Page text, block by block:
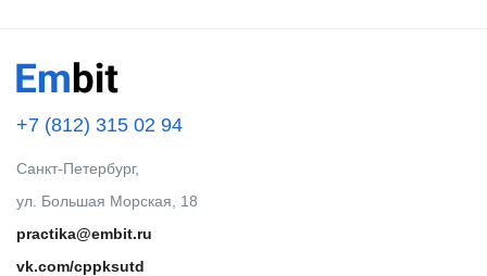
+7 (812) 315 02 94
Санкт-Петербург,
ул. Большая Морская, 18
practika@embit.ru
vk.com/cppksutd